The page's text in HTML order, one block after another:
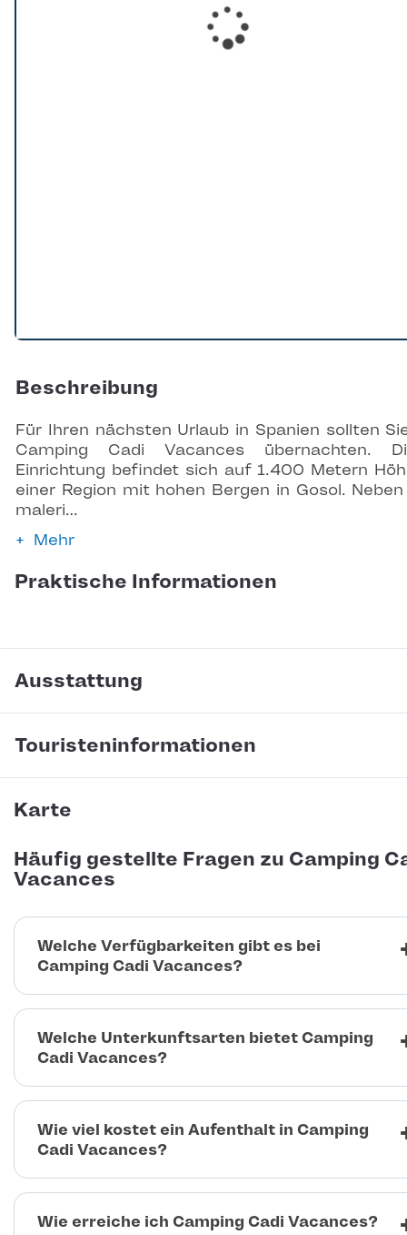
Beschreibung
Für Ihren nächsten Urlaub in Spanien sollten
Camping Cadi Vacances übernachten.
Einrichtung befindet sich auf 1.400 Metern
einer Region mit hohen Bergen in Gosol.
maleri…
Mehr
Praktische Informationen
Ausstattung
Touristeninformationen
Karte
Häufig gestellte Fragen zu Camping
Vacances
Welche Verfügbarkeiten gibt es bei
Camping Cadi Vacances?
Welche Unterkunftsarten bietet Camping
Cadi Vacances?
Wie viel kostet ein Aufenthalt in Camping
Cadi Vacances?
Wie erreiche ich Camping Cadi Vacances?